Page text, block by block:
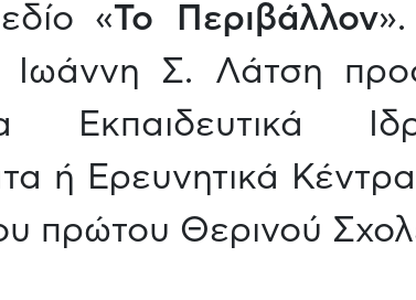
«Το Περιβάλλον
Ιωάννη Σ. Λάτση
Εκπαιδευτικά
ή Ερευνητικά
πρώτου Θερινού